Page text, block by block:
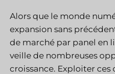
Alors que le monde
expansion sans
de marché par panel en
veille de nombreuses
croissance. Exploiter